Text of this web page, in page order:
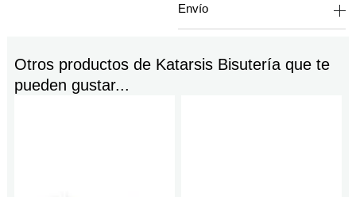
Envío
Otros productos de Katarsis Bisuteríaque te
pueden gustar...